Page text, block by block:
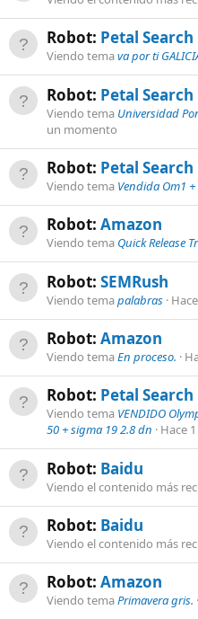
Robot: Petal Search
Viendo temava por ti
Robot: Petal Search
Viendo tema Universidad
un momento
Robot: Petal Search
Viendo tema Vendida Om1
Robot: Amazon
Viendo tema Quick Release
Robot: SEMRush
Viendo temapalabras
Robot: Amazon
Viendo temaEn proceso.
Robot: Petal Search
Viendo tema VENDIDO
50 + sigma 19 2.8 dn
Hace
Robot: Baidu
Viendo el contenido más
Robot: Baidu
Viendo el contenido más
Robot: Amazon
Viendo temaPrimavera gris.